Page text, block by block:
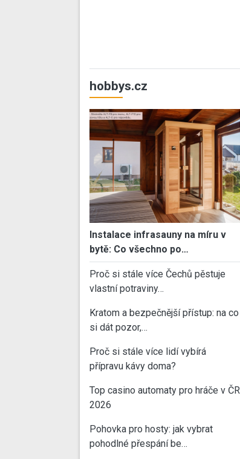
hobbys.cz
Instalace infrasauny na míru v
bytě: Co všechno po…
Proč si stále více Čechů pěstuje
vlastní potraviny…
Kratom a bezpečnější přístup: na co
si dát pozor,…
Proč si stále více lidí vybírá
přípravu kávy doma?
Top casino automaty pro hráče v ČR
2026
Pohovka pro hosty: jak vybrat
pohodlné přespání be…